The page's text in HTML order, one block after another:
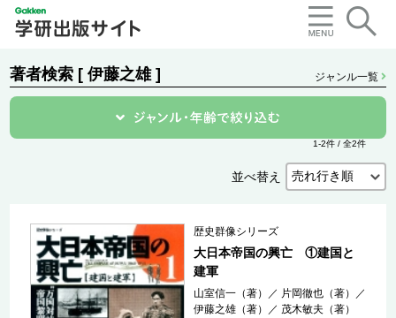
著者検索 [ 伊藤之雄 ] ジャンル一覧
1-2件 / 全2件
並べ替え
歴史群像シリーズ
大日本帝国の興亡 ①建国と
建軍
山室信一（著） ／ 片岡徹也（著）
／
伊藤之雄（著）
／ 茂木敏夫（著）